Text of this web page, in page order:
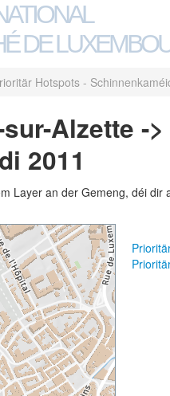
DE
Hotspots -
Alzette -
2011
Layer an der Gemeng, déi